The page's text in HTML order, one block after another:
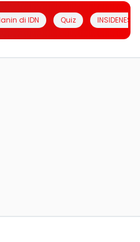
di IDN Quiz INSIDENESIA